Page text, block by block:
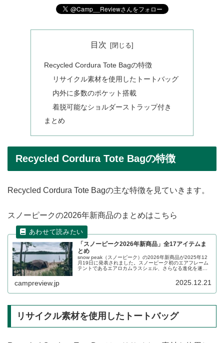
目次
Recycled Cordura Tote Bagの特徴
リサイクル素材を使用したトートバッグ
内外に多数のポケット搭載
着脱可能なショルダーストラップ付き
まとめ
Recycled Cordura Tote Bagの特徴
Recycled Cordura Tote Bagの主な特徴を見ていきます。
スノーピークの2026年新商品のまとめはこちら
「スノーピーク2026年新商品」全17アイテムま
とめ
snow peak（スノーピーク）の2026年新商品が2025年12
月19日に発表されました。スノーピーク初のエアフレーム
テントであるエアロカムラスシェル、さらなる進化を遂げ
ズなど、様々なアイテムが登場します。詳細をレビューし
campreview.jp 2025.12.21
リサイクル素材を使用したトートバッグ